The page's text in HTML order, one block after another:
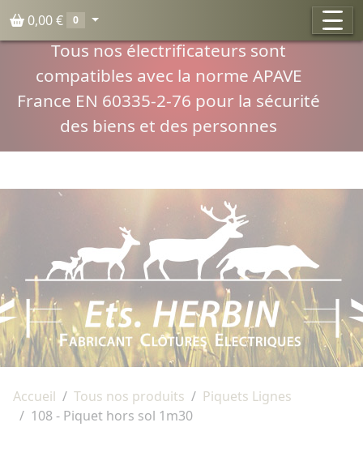
Panneau de gestion des cookies
Compatibilité normes APAVE
Tous nos électrificateurs sont
compatibles avec la norme APAVE
France EN 60335-2-76 pour la sécurité
des biens et des personnes
0,00 € 0
Accueil Tous nos produits
Piquets Lignes
108 - Piquet hors sol 1m30